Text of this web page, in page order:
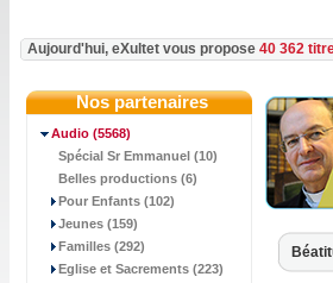
Aujourd'hui, eXultet vous propose 40 362
Nos partenaires
Audio (5568)
Spécial Sr Emmanuel (10)
Belles productions (6)
Pour Enfants (102)
Jeunes (159)
Familles (292)
Eglise et Sacrements (223)